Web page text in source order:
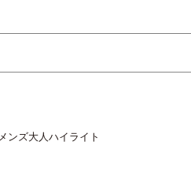
メンズ大人ハイライト